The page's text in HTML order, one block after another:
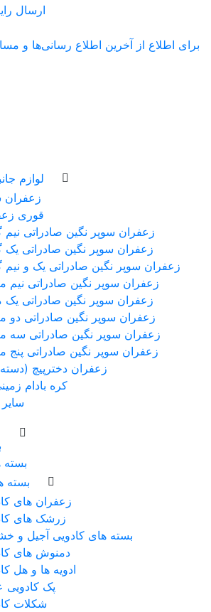
برای اطلاع از آخرین اطلاع رسانی‌ها و
لوازم
قوری
زعفران سوپر نگین صادراتی نیم
زعفران سوپر نگین صادراتی یک
زعفران سوپر نگین صادراتی یک و نیم
زعفران سوپر نگین صادراتی نیم
زعفران سوپر نگین صادراتی یک
زعفران سوپر نگین صادراتی دو
زعفران سوپر نگین صادراتی سه
زعفران سوپر نگین صادراتی پنج
زعفران دخترپیچ
کره بادام
بسته
زعفران های
زرشک های
بسته های کادویی آجیل و
دمنوش های
ادویه ها و هل
پک
شکلات